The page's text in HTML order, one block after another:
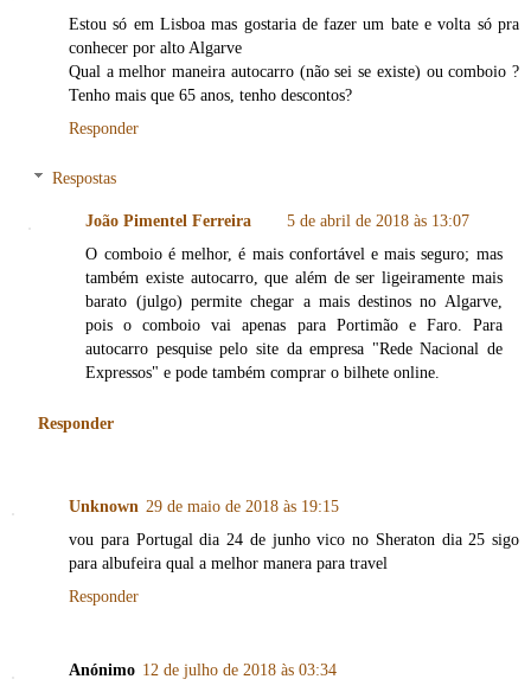
Estou só em Lisboa mas gostaria de fazer um bate e volta só pra
conhecer por alto Algarve
Qual a melhor maneira autocarro (não sei se existe) ou comboio ?
Tenho mais que 65 anos, tenho descontos?
Responder
Respostas
João Pimentel Ferreira
5 de abril de 2018 às 13:07
O comboio é melhor, é mais confortável e mais seguro; mas
também existe autocarro, que além de ser ligeiramente mais
barato (julgo) permite chegar a mais destinos no Algarve,
pois o comboio vai apenas para Portimão e Faro. Para
autocarro pesquise pelo site da empresa "Rede Nacional de
Expressos" e pode também comprar o bilhete online.
Responder
Unknown 29 de maio de 2018 às 19:15
vou para Portugal dia 24 de junho vico no Sheraton dia 25 sigo
para albufeira qual a melhor manera para travel
Responder
Anónimo 12 de julho de 2018 às 03:34